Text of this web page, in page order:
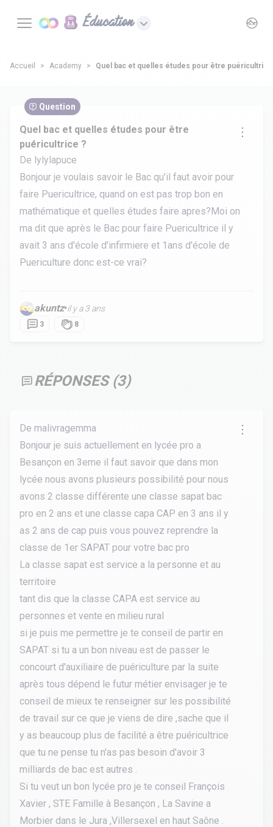
Éducation
Accueil Academy Quel bac et quelles études pour être puéricultrice
Question
Quel bac et quelles études pour être
puéricultrice ?
De lylylapuce
Bonjour je voulais savoir le Bac qu'il faut avoir pour
faire Puericultrice, quand on est pas trop bon en
mathématique et quelles études faire apres?Moi on
ma dit que après le Bac pour faire Puericultrice il y
avait 3 ans d'école d'infirmiere et 1ans d'école de
Puericulture donc est-ce vrai?
akuntz•il y a 3 ans
3 8
RÉPONSES (3)
De malivragemma
Bonjour je suis actuellement en lycée pro a
Besançon en 3eme il faut savoir que dans mon
lycée nous avons plusieurs possibilité pour nous
avons 2 classe différente une classe sapat bac
pro en 2 ans et une classe capa CAP en 3 ans il y
as 2 ans de cap puis vous pouvez reprendre la
classe de 1er SAPAT pour votre bac pro
La classe sapat est service a la personne et au
territoire
tant dis que la classe CAPA est service au
personnes et vente en milieu rural
si je puis me permettre je te conseil de partir en
SAPAT si tu a un bon niveau est de passer le
concourt d'auxiliaire de puériculture par la suite
après tous dépend le futur métier envisager je te
conseil de mieux te renseigner sur les possibilité
de travail sur ce que je viens de dire ,sache que il
y as beaucoup plus de facilité a être puéricultrice
que tu ne pense tu n'as pas besoin d'avoir 3
milliards de bac est autres .
Si tu veut un bon lycée pro je te conseil François
Xavier , STE Famille à Besançon , La Savine a
Morbier dans le Jura ,Villersexel en haut Saône .